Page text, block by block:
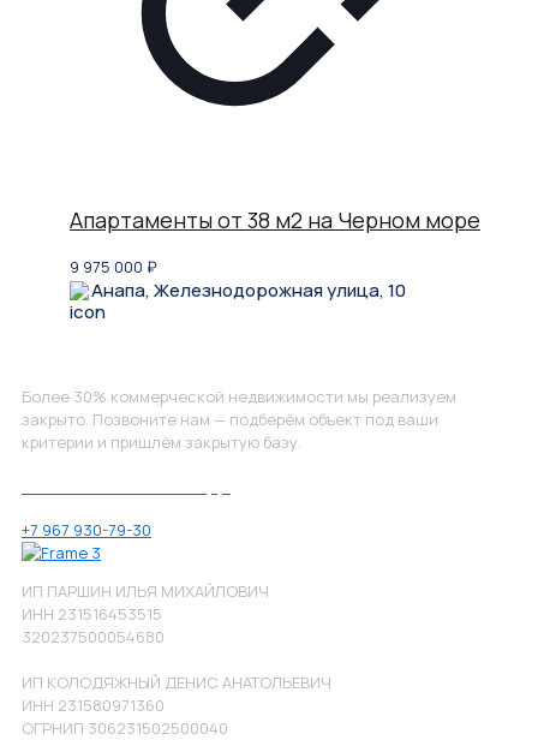
Апартаменты от 38 м2 на Черном море
9 975 000 ₽
Анапа, Железнодорожная улица, 10
Более 30% коммерческой недвижимости мы реализуем
закрыто. Позвоните нам — подберём объект под ваши
критерии и пришлём закрытую базу.
+7 967 930-79-30
ИП ПАРШИН ИЛЬЯ МИХАЙЛОВИЧ
ИНН 231516453515
320237500054680
ИП КОЛОДЯЖНЫЙ ДЕНИС АНАТОЛЬЕВИЧ
ИНН 231580971360
ОГРНИП 306231502500040